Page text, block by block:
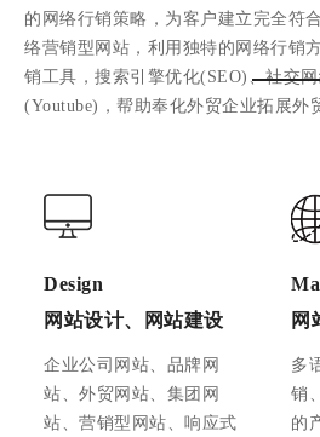
的网络行销策略，为客户建立完全符
络营销型网站，利用独特的网络行销
销工具，搜索引擎优化(SEO)、社交
(Youtube)，帮助奉化外贸企业拓展外
Design
网站设计、网站建设
企业公司网站、品牌网
站、外贸网站、集团网
站、营销型网站、响应式
网
多
销
的